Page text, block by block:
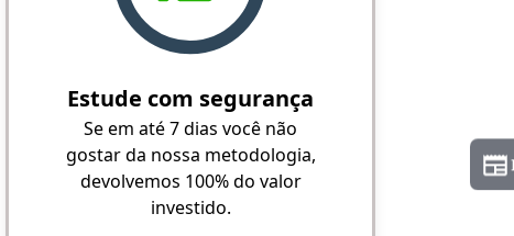
Estude com segurança
Se em até 7 dias você não
gostar da nossa metodologia,
devolvemos 100% do valor
investido.